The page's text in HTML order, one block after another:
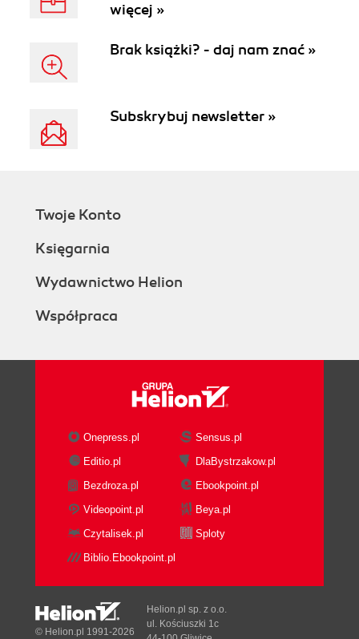
więcej »
Brak książki? - daj nam znać »
Subskrybuj newsletter »
Twoje Konto
Księgarnia
Wydawnictwo Helion
Współpraca
Onepress.pl
Sensus.pl
Editio.pl
DlaBystrzakow.pl
Bezdroza.pl
Ebookpoint.pl
Videopoint.pl
Beya.pl
Czytalisek.pl
Sploty
Biblio.Ebookpoint.pl
© Helion.pl 1991-2026
Helion.pl sp. z o.o.
ul. Kościuszki 1c